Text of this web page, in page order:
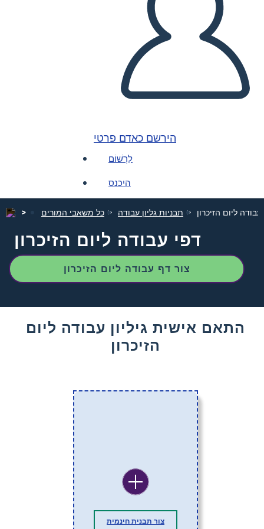
הירשם כאדם פרטי
לִרְשׁוֹם
היכנס
כל משאבי המורים תבניות גליון עבודה ליום הזיכרון
דפי עבודה ליום הזיכרון
צור דף עבודה ליום הזיכרון
התאם אישית גיליון עבודה ליום
הזיכרון
צור תבנית חינמית